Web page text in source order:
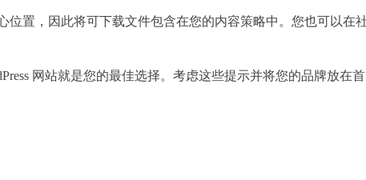
置，因此将可下载文件包含在您的内容策略中。您也可以在
网站就是您的最佳选择。考虑这些提示并将您的品牌放在首